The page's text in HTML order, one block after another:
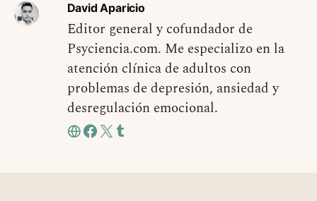
David Aparicio
Editor general y cofundador de
Psyciencia.com. Me especializo en la
atención clínica de adultos con
problemas de depresión, ansiedad y
desregulación emocional.